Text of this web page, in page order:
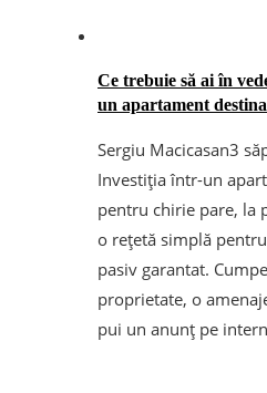
Ce trebuie să ai în
un apartament
Sergiu Macicasan3
Investiția într-un
pentru chirie pare, la
o rețetă simplă
pasiv garantat.
proprietate, o
pui un anunț pe